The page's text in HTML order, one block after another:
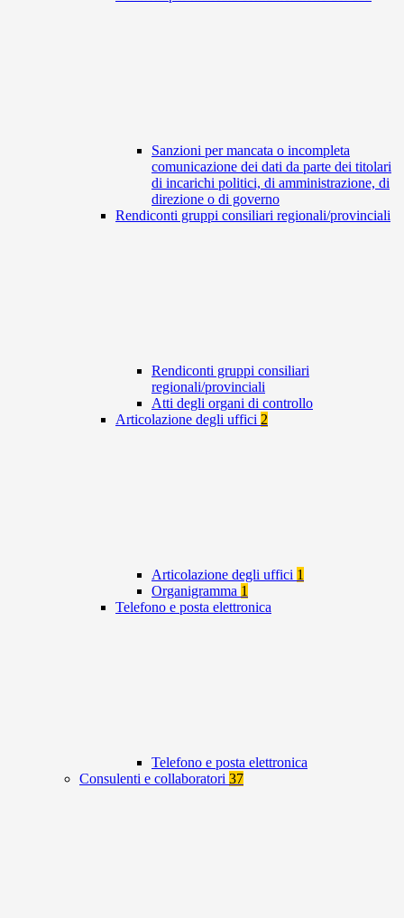
Sanzioni per mancata o incompleta
comunicazione dei dati da parte dei titolari
di incarichi politici, di amministrazione, di
direzione o di governo
Rendiconti gruppi consiliari regionali/provinciali
Rendiconti gruppi consiliari
regionali/provinciali
Atti degli organi di controllo
Articolazione degli uffici 2
Articolazione degli uffici 1
Organigramma 1
Telefono e posta elettronica
Telefono e posta elettronica
Consulenti e collaboratori 37